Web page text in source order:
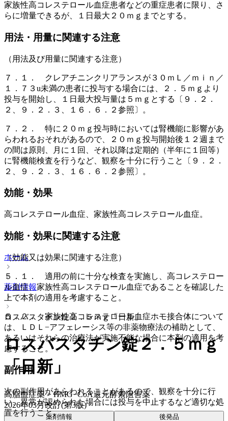
家族性高コレステロール血症患者などの重症患者に限り、さ
らに増量できるが、１日最大２０ｍｇまでとする。
用法・用量に関連する注意
（用法及び用量に関連する注意）
７．１． クレアチニンクリアランスが３０ｍＬ／ｍｉｎ／
１．７３u未満の患者に投与する場合には、２．５ｍｇより
投与を開始し、１日最大投与量は５ｍｇとする〔９．２．
２、９．２．３、１６．６．２参照〕。
７．２． 特に２０ｍｇ投与時においては腎機能に影響があ
らわれるおそれがあるので、２０ｍｇ投与開始後１２週まで
の間は原則、月に１回、それ以降は定期的（半年に１回等）
に腎機能検査を行うなど、観察を十分に行うこと〔９．２．
２、９．２．３、１６．６．２参照〕。
効能・効果
高コレステロール血症、家族性高コレステロール血症。
効能・効果に関連する注意
（効能又は効果に関連する注意）
５．１． 適用の前に十分な検査を実施し、高コレステロー
ル血症、家族性高コレステロール血症であることを確認した
上で本剤の適用を考慮すること。
５．２． 家族性高コレステロール血症ホモ接合体について
は、ＬＤＬ−アフェレーシス等の非薬物療法の補助として、
あるいはそれらの治療法が実施不能な場合に本剤の適用を考
慮すること。
副作用
次の副作用があらわれることがあるので、観察を十分に行
い、異常が認められた場合には投与を中止するなど適切な処
置を行うこと。
ホーム
薬剤情報
ロスバスタチン錠２．５ｍｇ「日新」
ロスバスタチン錠２．５ｍｇ
「日新」
高脂血症薬 > HMG−CoA還元酵素阻害薬
2026年03月改訂(第3版)
薬剤情報 後発品